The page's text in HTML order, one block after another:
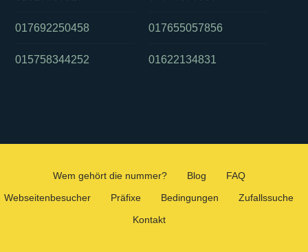
017692250458
015758344252
017655057856
01622134831
Wem gehört die nummer? Blog
FAQ
Webseitenbesucher
Präfixe Bedingungen
Zufallssuche
Kontakt